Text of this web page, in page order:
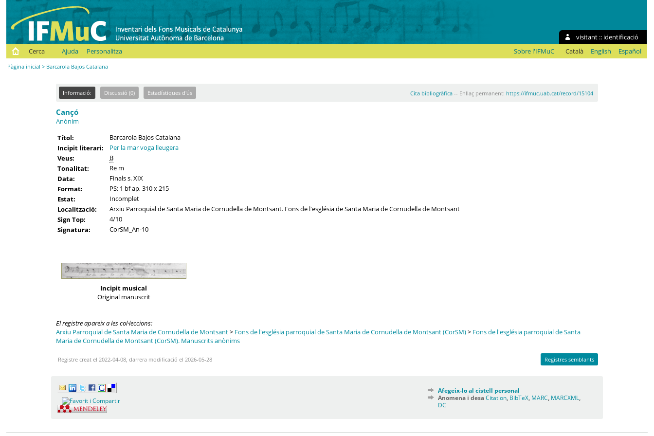
visitant :: identificació
Cerca
Ajuda Personalitza Sobre l'IFMuC Català English Español
Pàgina inicial > Barcarola Bajos Catalana
Informació: Discussió (0) Estadístiques d'ús Cita bibliogràfica-- Enllaç permanent: https://ifmuc.uab.cat/record/15104
Cançó
Anònim
Títol:
Barcarola Bajos Catalana
Incipit literari:
Per la mar voga lleugera
Veus:
B
Tonalitat:
Re m
Data:
Finals s. XIX
Format:
PS: 1 bf ap, 310 x 215
Estat:
Incomplet
Localització:
Arxiu Parroquial de Santa Maria de Cornudella de Montsant. Fons de l'església de Santa Maria de Cornudella de Montsant
Sign Top:
4/10
Signatura:
CorSM_An-10
Incipit musical
Original manuscrit
El registre apareix a les col·leccions:
Arxiu Parroquial de Santa Maria de Cornudella de Montsant> Fons de l'església parroquial de Santa Maria de Cornudella de Montsant (CorSM)> Fons de l'església parroquial de Santa
Maria de Cornudella de Montsant (CorSM). Manuscrits anònims
Registre creat el 2022-04-08, darrera modificació el 2026-05-28 Registres semblants
Afegeix-lo al cistell personal
Anomena i desaCitation BibTeX MARC MARCXML
DC